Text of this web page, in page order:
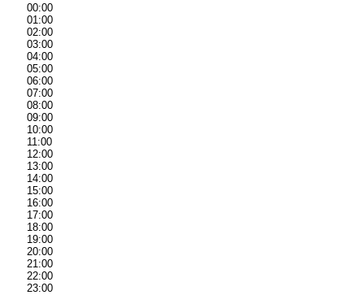
00:00
01:00
02:00
03:00
04:00
05:00
06:00
07:00
08:00
09:00
10:00
11:00
12:00
13:00
14:00
15:00
16:00
17:00
18:00
19:00
20:00
21:00
22:00
23:00